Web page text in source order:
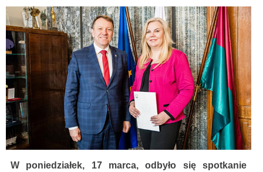
W poniedziałek, 17 marca, odbyło się spotkanie